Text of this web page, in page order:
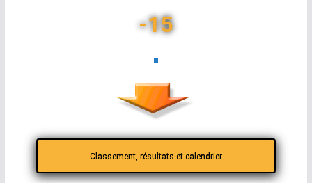
-15
Classement, résultats et calendrier